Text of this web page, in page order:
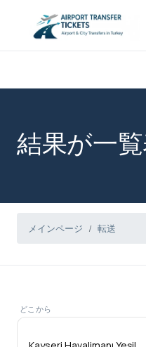
結果が一
メインページ 転送
どこから